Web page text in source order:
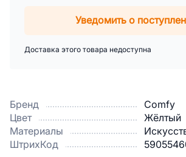
Бренд
Comfy
Цвет
Жёлтый
Материалы
ШтрихКод
Уведомить о
Доставка этого товара недоступна